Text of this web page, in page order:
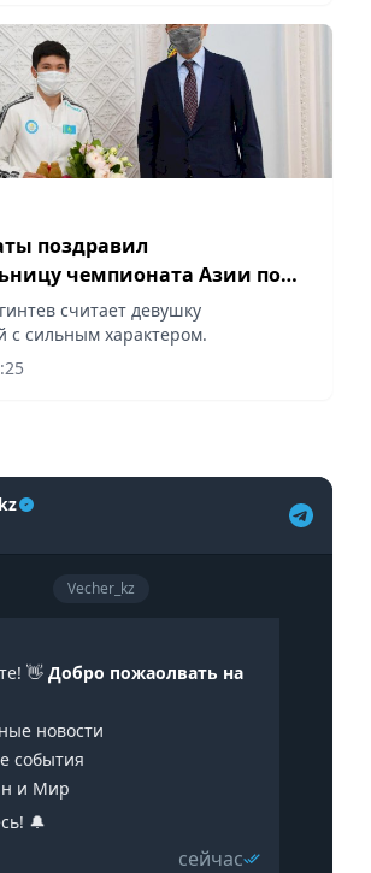
поздравил
чемпионата Азии по
считает девушку
с сильным характером.
Vecher_kz
👋 Добро пожаолвать на
новости
события
и Мир
🔔
сейчас